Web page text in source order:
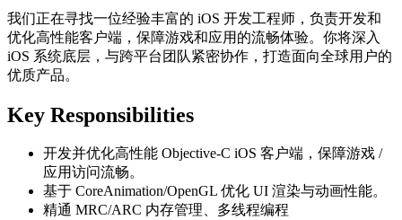
我们正在寻找一位经验丰富的 iOS 开发工程师，负责开发和
优化高性能客户端，保障游戏和应用的流畅体验。你将深入
iOS 系统底层，与跨平台团队紧密协作，打造面向全球用户的
优质产品。
Key Responsibilities
开发并优化高性能 Objective-C iOS 客户端，保障游戏 /
应用访问流畅。
基于 CoreAnimation/OpenGL 优化 UI 渲染与动画性能。
精通 MRC/ARC 内存管理、多线程编程